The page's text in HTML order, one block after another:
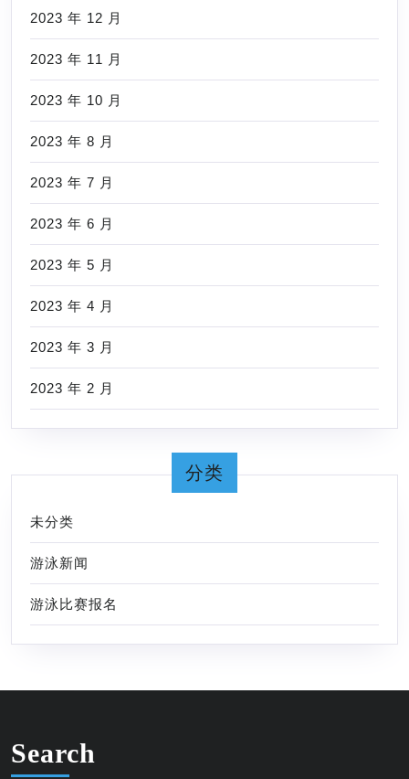
2023 年 12 月
2023 年 11 月
2023 年 10 月
2023 年 8 月
2023 年 7 月
2023 年 6 月
2023 年 5 月
2023 年 4 月
2023 年 3 月
2023 年 2 月
分类
未分类
游泳新闻
游泳比赛报名
Search